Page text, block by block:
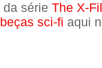
série The X-
sci-fi aqui